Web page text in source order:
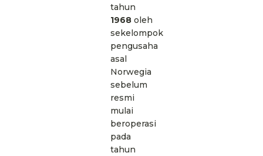
tahun
1968 oleh
sekelompok
pengusaha
asal
Norwegia
sebelum
resmi
mulai
beroperasi
pada
tahun